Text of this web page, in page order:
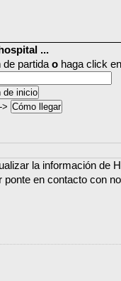
...
de partida o haga click
>
la información de
ponte en contacto con